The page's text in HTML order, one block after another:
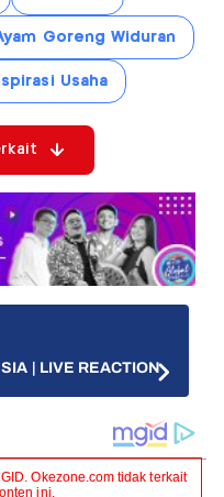
Goreng Widuran
Usaha
| LIVE REACTION